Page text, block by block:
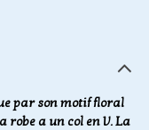
par son motif floral
a un col en V. La